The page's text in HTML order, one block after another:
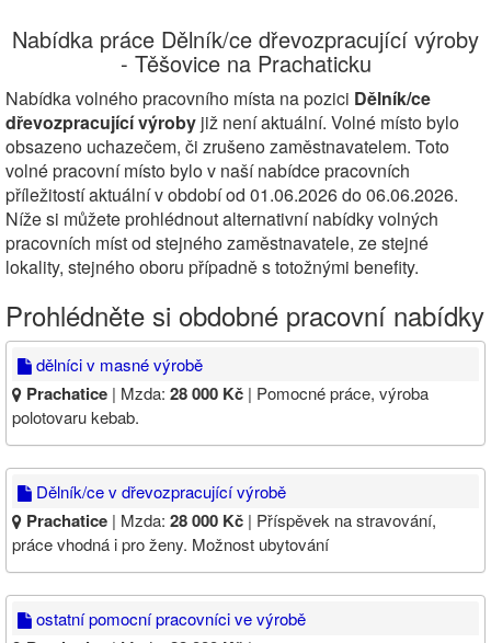
Nabídka práce Dělník/ce dřevozpracující výroby
- Těšovice na Prachaticku
Nabídka volného pracovního místa na pozici Dělník/ce
dřevozpracující výroby již není aktuální. Volné místo bylo
obsazeno uchazečem, či zrušeno zaměstnavatelem. Toto
volné pracovní místo bylo v naší nabídce pracovních
příležitostí aktuální v období od 01.06.2026 do 06.06.2026.
Níže si můžete prohlédnout alternativní nabídky volných
pracovních míst od stejného zaměstnavatele, ze stejné
lokality, stejného oboru případně s totožnými benefity.
Prohlédněte si obdobné pracovní nabídky
dělníci v masné výrobě
Prachatice | Mzda: 28 000 Kč | Pomocné práce, výroba
polotovaru kebab.
Dělník/ce v dřevozpracující výrobě
Prachatice | Mzda: 28 000 Kč | Příspěvek na stravování,
práce vhodná i pro ženy. Možnost ubytování
ostatní pomocní pracovníci ve výrobě